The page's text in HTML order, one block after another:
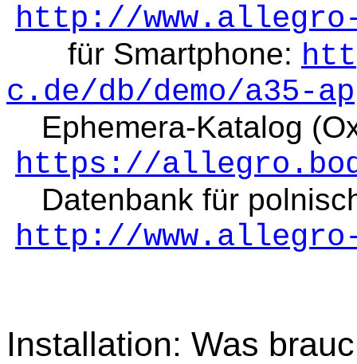
http://
für Smartphone:
c.de/db/demo/a35-
Ephemera-Katalog
https://
Datenbank für
http://
Installation: Was